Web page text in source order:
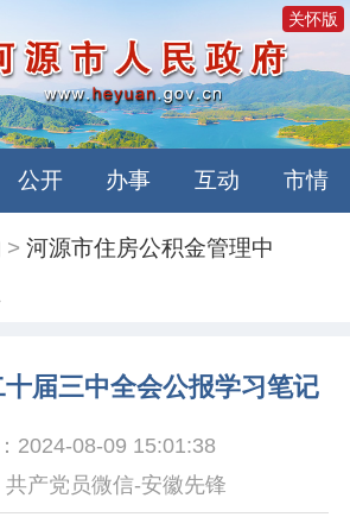
关怀版
公开 办事 互动 市情
>河源市住房公积金管理中
届三中全会公报学习笔记
2024-08-09 15:01:38
共产党员微信-安徽先锋